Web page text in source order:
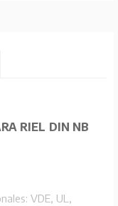
RIEL DIN NB
VDE, UL,